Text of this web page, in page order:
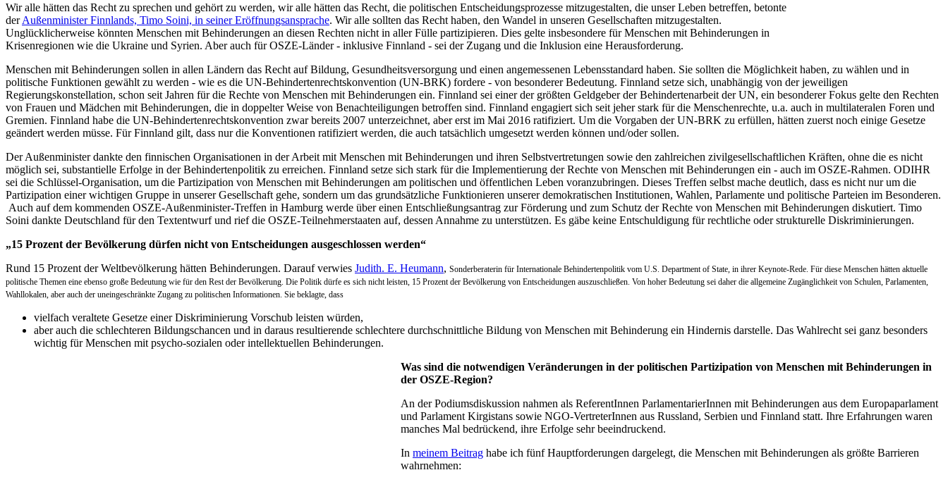
Wir alle hätten das Recht zu sprechen und gehört zu werden, wir alle hätten das Recht, die politischen Entscheidungsprozesse mitzugestalten, die unser Leben betreffen, betonte
derAußenminister Finnlands, Timo Soini, in seiner Eröffnungsansprache. Wir alle sollten das Recht haben, den Wandel in unseren Gesellschaften mitzugestalten.
Unglücklicherweise könnten Menschen mit Behinderungen an diesen Rechten nicht in aller Fülle partizipieren. Dies gelte insbesondere für Menschen mit Behinderungen in
Krisenregionen wie die Ukraine und Syrien. Aber auch für OSZE-Länder - inklusive Finnland - sei der Zugang und die Inklusion eine Herausforderung.
Menschen mit Behinderungen sollen in allen Ländern das Recht auf Bildung, Gesundheitsversorgung und einen angemessenen Lebensstandard haben. Sie sollten die Möglichkeit haben, zu wählen und in
politische Funktionen gewählt zu werden - wie es die UN-Behindertenrechtskonvention (UN-BRK) fordere - von besonderer Bedeutung. Finnland setze sich, unabhängig von der jeweiligen
Regierungskonstellation, schon seit Jahren für die Rechte von Menschen mit Behinderungen ein. Finnland sei einer der größten Geldgeber der Behindertenarbeit der UN, ein besonderer Fokus gelte den Rechten
von Frauen und Mädchen mit Behinderungen, die in doppelter Weise von Benachteiligungen betroffen sind. Finnland engagiert sich seit jeher stark für die Menschenrechte, u.a. auch in multilateralen Foren und
Gremien. Finnland habe die UN-Behindertenrechtskonvention zwar bereits 2007 unterzeichnet, aber erst im Mai 2016 ratifiziert. Um die Vorgaben der UN-BRK zu erfüllen, hätten zuerst noch einige Gesetze
geändert werden müsse. Für Finnland gilt, dass nur die Konventionen ratifiziert werden, die auch tatsächlich umgesetzt werden können und/oder sollen.
Der Außenminister dankte den finnischen Organisationen in der Arbeit mit Menschen mit Behinderungen und ihren Selbstvertretungen sowie den zahlreichen zivilgesellschaftlichen Kräften, ohne die es nicht
möglich sei, substantielle Erfolge in der Behindertenpolitik zu erreichen. Finnland setze sich stark für die Implementierung der Rechte von Menschen mit Behinderungen ein - auch im OSZE-Rahmen. ODIHR
sei die Schlüssel-Organisation, um die Partizipation von Menschen mit Behinderungen am politischen und öffentlichen Leben voranzubringen. Dieses Treffen selbst mache deutlich, dass es nicht nur um die
Partizipation einer wichtigen Gruppe in unserer Gesellschaft gehe, sondern um das grundsätzliche Funktionieren unserer demokratischen Institutionen, Wahlen, Parlamente und politische Parteien im Besonderen.
Auch auf dem kommenden OSZE-Außenminister-Treffen in Hamburg werde über einen Entschließungsantrag zur Förderung und zum Schutz der Rechte von Menschen mit Behinderungen diskutiert. Timo
Soini dankte Deutschland für den Textentwurf und rief die OSZE-Teilnehmerstaaten auf, dessen Annahme zu unterstützen. Es gäbe keine Entschuldigung für rechtliche oder strukturelle Diskriminierungen.
„15 Prozent der Bevölkerung dürfen nicht von Entscheidungen ausgeschlossen werden“
Rund 15 Prozent der Weltbevölkerung hätten Behinderungen. Darauf verwies Judith. E. Heumann, Sonderberaterin für Internationale Behindertenpolitik vom U.S. Department of State, in ihrer Keynote-Rede. Für diese Menschen hätten aktuelle
politische Themen eine ebenso große Bedeutung wie für den Rest der Bevölkerung. Die Politik dürfe es sich nicht leisten, 15 Prozent der Bevölkerung von Entscheidungen auszuschließen. Von hoher Bedeutung sei daher die allgemeine Zugänglichkeit von Schulen, Parlamenten,
Wahllokalen, aber auch der uneingeschränkte Zugang zu politischen Informationen. Sie beklagte, dass
vielfach veraltete Gesetze einer Diskriminierung Vorschub leisten würden,
aber auch die schlechteren Bildungschancen und in daraus resultierende schlechtere durchschnittliche Bildung von Menschen mit Behinderung ein Hindernis darstelle. Das Wahlrecht sei ganz besonders
wichtig für Menschen mit psycho-sozialen oder intellektuellen Behinderungen.
Was sind die notwendigen Veränderungen in der politischen Partizipation von Menschen mit Behinderungen in
der OSZE-Region?
An der Podiumsdiskussion nahmen als ReferentInnen ParlamentarierInnen mit Behinderungen aus dem Europaparlament
und Parlament Kirgistans sowie NGO-VertreterInnen aus Russland, Serbien und Finnland statt. Ihre Erfahrungen waren
manches Mal bedrückend, ihre Erfolge sehr beeindruckend.
In meinem Beitrag habe ich fünf Hauptforderungen dargelegt, die Menschen mit Behinderungen als größte Barrieren
wahrnehmen: